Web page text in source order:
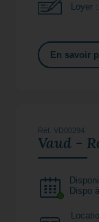
Loyer
En savoir
Réf. VD00294
Vaud -
Dispo